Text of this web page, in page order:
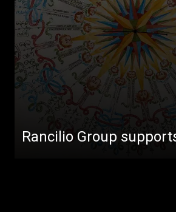
Rancilio Group